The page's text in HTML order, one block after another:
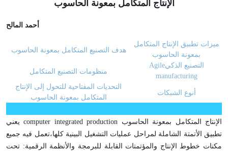
الإنتاج المتكامل بمعونة الحاسوب
أحمد المالح
ميزات تطبيق الإنتاج المتكامل
بمعونة الحاسوب
هدف التصنيع المتكامل بمعونة الحاسوب
التصنيع الذكيAgile
manufacturing
منظومات التصنيع المتكامل
أنوع الشبكات
التحديات المفتاحية للتحول إلى الإنتاج
المتكامل بمعونة الحاسوب
الإنتاج المتكامل بمعونة الحاسوب computer integrated productionيعني
تطبيق الأتمتة الشاملة لمراحل عمليات التشغيل البينية كلها،تعمل فيه جميع
مكنات خطوط الإنتاج والمؤتمتات القابلة للبرمجة والأنظمة الرقمية: تحت